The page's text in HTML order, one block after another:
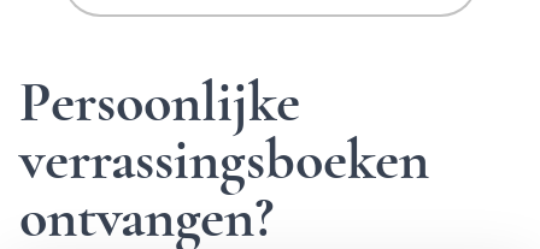
Persoonlijke
verrassingsboeken
ontvangen?